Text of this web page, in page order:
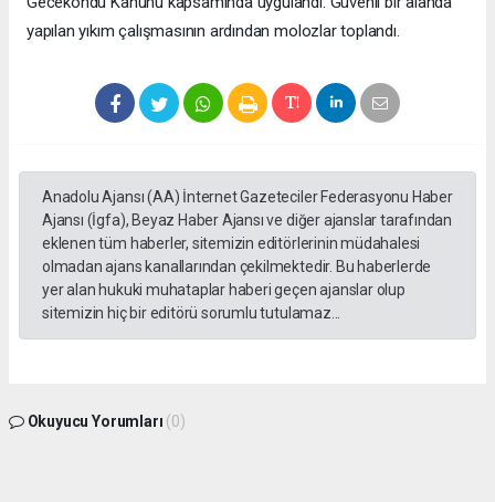
yapılan yıkım çalışmasının ardından molozlar toplandı.
Anadolu Ajansı (AA) İnternet Gazeteciler Federasyonu Haber
Ajansı (İgfa), Beyaz Haber Ajansı ve diğer ajanslar tarafından
eklenen tüm haberler, sitemizin editörlerinin müdahalesi
olmadan ajans kanallarından çekilmektedir. Bu haberlerde
yer alan hukuki muhataplar haberi geçen ajanslar olup
sitemizin hiç bir editörü sorumlu tutulamaz...
Okuyucu Yorumları (0)